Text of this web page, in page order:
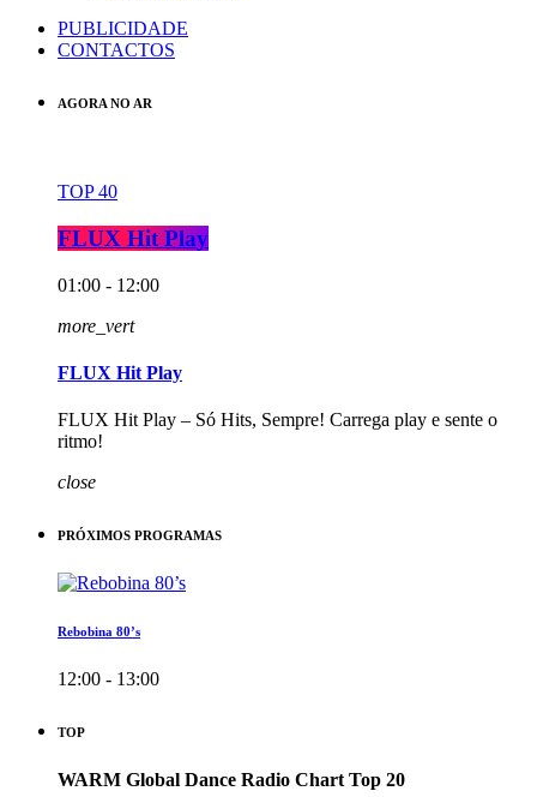
PUBLICIDADE
CONTACTOS
AGORA NO AR
TOP 40
FLUX Hit Play
01:00 - 12:00
more_vert
FLUX Hit Play
FLUX Hit Play – Só Hits, Sempre! Carrega play e sente o
ritmo!
close
PRÓXIMOS PROGRAMAS
Rebobina 80’s
12:00 - 13:00
TOP
WARM Global Dance Radio Chart Top 20